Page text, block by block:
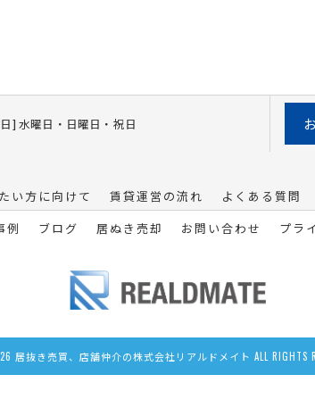
] 水曜日・日曜日・祝日
い方に向けて 賃貸運営の流れ よくある質問
例 ブログ 居ぬき売却 お問い合わせ プラ
居抜き売買、店舗仲介の株式会社リアルドメイト ALL RIGHTS